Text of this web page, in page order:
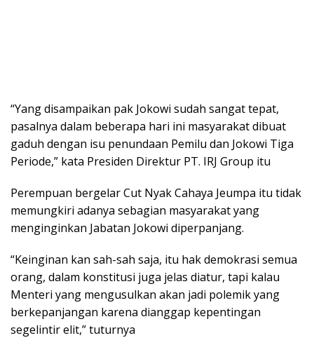
“Yang disampaikan pak Jokowi sudah sangat tepat,
pasalnya dalam beberapa hari ini masyarakat dibuat
gaduh dengan isu penundaan Pemilu dan Jokowi Tiga
Periode,” kata Presiden Direktur PT. IRJ Group itu
Perempuan bergelar Cut Nyak Cahaya Jeumpa itu tidak
memungkiri adanya sebagian masyarakat yang
menginginkan Jabatan Jokowi diperpanjang.
“Keinginan kan sah-sah saja, itu hak demokrasi semua
orang, dalam konstitusi juga jelas diatur, tapi kalau
Menteri yang mengusulkan akan jadi polemik yang
berkepanjangan karena dianggap kepentingan
segelintir elit,” tuturnya